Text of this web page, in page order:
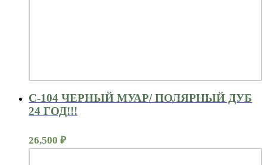
С-104 ЧЕРНЫЙ МУАР/ ПОЛЯРНЫЙ ДУБ
24 ГОД!!!
26,500 ₽